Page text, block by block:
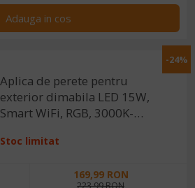
Adauga in cos
-24%
Aplica de perete pentru
exterior dimabila LED 15W,
Smart WiFi, RGB, 3000K-
compatibila Tuya/SmartLife
Stoc limitat
169,99 RON